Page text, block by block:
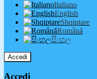
Italiano
English
Shqiptare
Română
සිංහල
Accedi
Accedi